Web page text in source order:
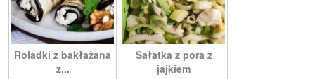
Roladki z bakłażana
z...
Sałatka z pora z
jajkiem